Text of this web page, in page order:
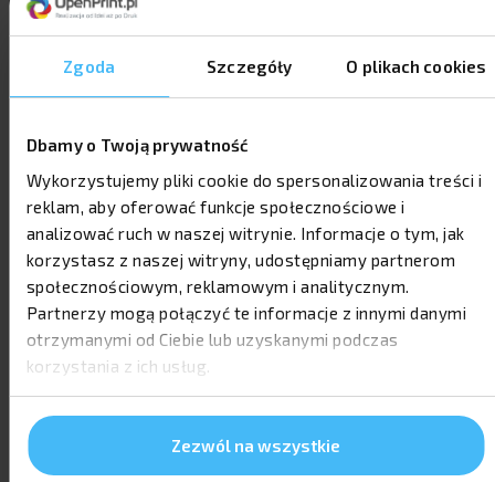
Zgoda Szczegóły O plikach cookies
Dbamy o Twoją prywatność
Wykorzystujemy pliki cookie do spersonalizowania treści i
reklam, aby oferować funkcje społecznościowe i
analizować ruch w naszej witrynie. Informacje o tym, jak
korzystasz z naszej witryny, udostępniamy partnerom
społecznościowym, reklamowym i analitycznym.
Partnerzy mogą połączyć te informacje z innymi danymi
otrzymanymi od Ciebie lub uzyskanymi podczas
korzystania z ich usług.
Zezwól na wszystkie
OPINIE NASZYCH KLIENTÓW